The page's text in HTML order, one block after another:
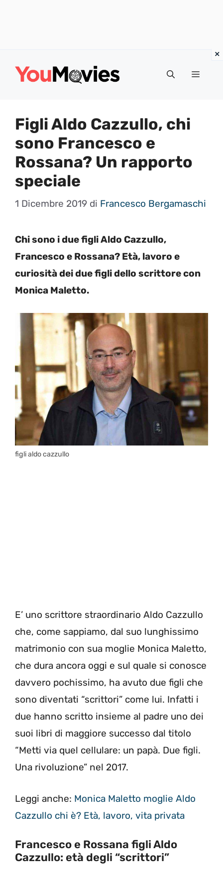
Menu
Figli Aldo Cazzullo, chi
sono Francesco e
Rossana? Un rapporto
speciale
1 Dicembre 2019 di Francesco Bergamaschi
Chi sono i due figli Aldo Cazzullo,
Francesco e Rossana? Età, lavoro e
curiosità dei due figli dello scrittore con
Monica Maletto.
figli aldo cazzullo
E’ uno scrittore straordinario Aldo Cazzullo
che, come sappiamo, dal suo lunghissimo
matrimonio con sua moglie Monica Maletto,
che dura ancora oggi e sul quale si conosce
davvero pochissimo, ha avuto due figli che
sono diventati “scrittori” come lui. Infatti i
due hanno scritto insieme al padre uno dei
suoi libri di maggiore successo dal titolo
“Metti via quel cellulare: un papà. Due figli.
Una rivoluzione” nel 2017.
Leggi anche: Monica Maletto moglie Aldo
Cazzullo chi è? Età, lavoro, vita privata
Francesco e Rossana figli Aldo
Cazzullo: età degli “scrittori”